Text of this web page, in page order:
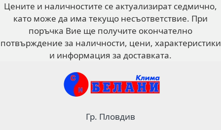
Цените и наличностите се актуализират седмично,
като може да има текущо несъответствие. При
поръчка Вие ще получите окончателно
потвърждение за наличности, цени, характеристики
и информация за доставката.
Гр. Пловдив